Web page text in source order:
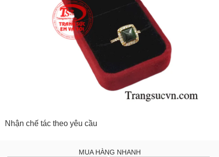
Nhận chế tác theo yêu cầu
MUA HÀNG NHANH